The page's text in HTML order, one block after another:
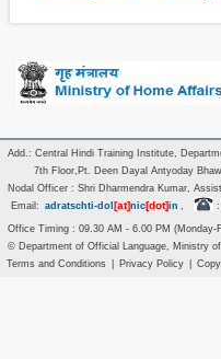
Add.: Central Hindi Training Institute,
7th Floor,Pt. Deen Dayal Antyoday
Nodal Officer : Shri Dharmendra Kumar,
Email: adratschti-dol [at]nic[dot]in , :
Office Timing : 09.30 AM - 6.00 PM
© Department of Official Language, Ministry
Terms and Conditions
Privacy Policy